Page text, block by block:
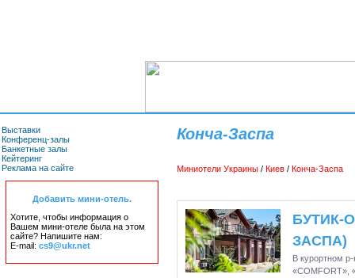
Выставки
Конференц-залы
Банкетные залы
Кейтеринг
Реклама на сайте
Добавить мини-отель.
Хотите, чтобы информация о
Вашем мини-отеле была на этом
сайте? Напишите нам:
E-mail: cs9@ukr.net
Конча-Заспа
Миниотели Украины / Киев / Конча-Заспа
БУТИК-
ЗАСПА)
В курортном
«COMFORT»,